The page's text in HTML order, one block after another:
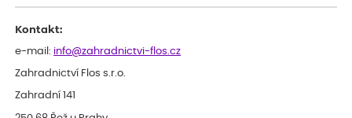
Kontakt:
e-mail: info@zahradnictvi-flos.cz
Zahradnictví Flos s.r.o.
Zahradní 141